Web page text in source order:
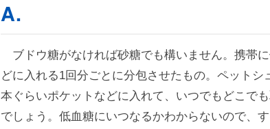
ブドウ糖がなければ砂糖でも構いません。携帯
どに入れる1回分ごとに分包させたもの。ペット
本ぐらいポケットなどに入れて、いつでもどこで
でしょう。低血糖にいつなるかわからないので、